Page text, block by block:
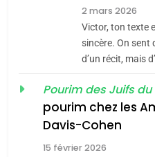
CE
JUDAISME
2 mars 2026
Victor, ton texte
sincère. On sent
d’un récit, mais
Pourim des Juifs du
pourim chez les
Davis-Cohen
15 février 2026